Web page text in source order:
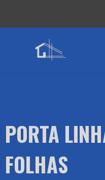
PORTA
FOLHAS